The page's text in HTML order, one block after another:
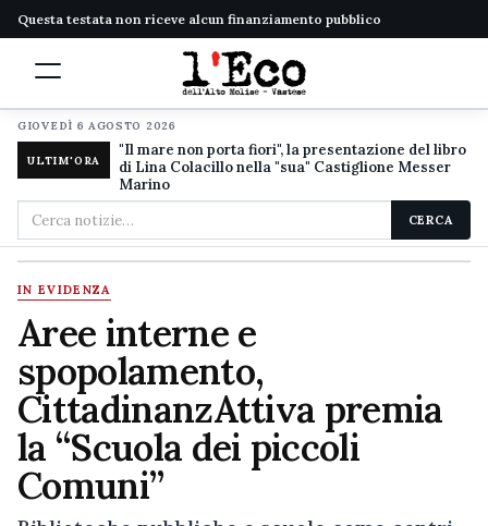
Questa testata non riceve alcun finanziamento pubblico
GIOVEDÌ 6 AGOSTO 2026
ULTIM'ORA
"Il mare non porta fiori", la presentazione del libro
di Lina Colacillo nella "sua" Castiglione Messer
Marino
Cerca
nel
sito
CERCA
IN EVIDENZA
Aree interne e
spopolamento,
CittadinanzAttiva premia
la “Scuola dei piccoli
Comuni”